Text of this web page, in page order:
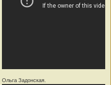
Ольга Задонская.